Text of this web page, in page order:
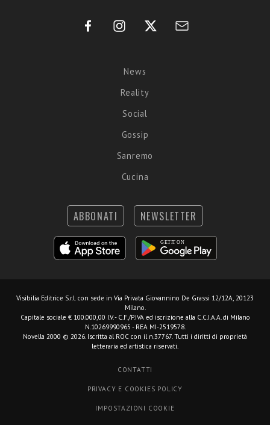
News
Reality
Social
Gossip
Sanremo
Cucina
ABBONATI NEWSLETTER
Visibilia Editrice S.r.l. con sede in Via Privata Giovannino De Grassi 12/12A, 20123
Milano.
Capitale sociale € 100.000,00 I.V. - C.F./P.IVA ed iscrizione alla C.C.I.A.A. di Milano
N.10269990965 - REA MI-2519578.
Novella 2000 © 2026. Iscritta al ROC con il n.37767. Tutti i diritti di proprietà
letteraria ed artistica riservati.
CONTATTI
PRIVACY E COOKIES POLICY
IMPOSTAZIONI COOKIE